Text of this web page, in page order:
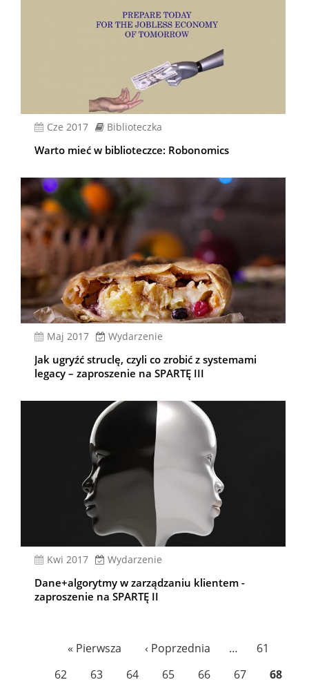
cze 2017 Biblioteczka
Warto mieć w biblioteczce: Robonomics
Maj 2017 Wydarzenie
Jak ugryźć struclę, czyli co zrobić z systemami
legacy – zaproszenie na SPARTĘ III
kwi 2017 Wydarzenie
Dane+algorytmy w zarządzaniu klientem -
zaproszenie na SPARTĘ II
Pierwsza
strona
« Pierwsza
Poprzednia
strona
‹ Poprzednia … Page
61
Page
62 Page
63 Page
64 Page
65 Page
66 Page
67 68